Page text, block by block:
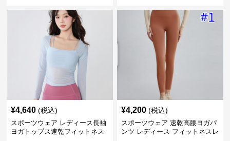
¥4,640 (税込)
スポーツウェア レディース長袖
ヨガトップス速乾フィットネス
¥4,200 (税込)
スポーツウェア 速乾高腰ヨガパ
ンツ レディース フィットネスレ